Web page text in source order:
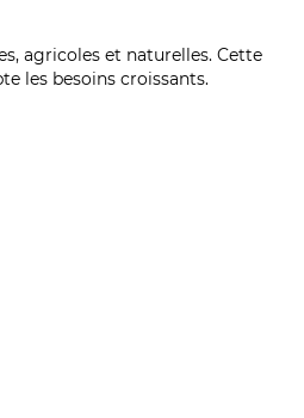
agricoles et naturelles. Cette
les besoins croissants.